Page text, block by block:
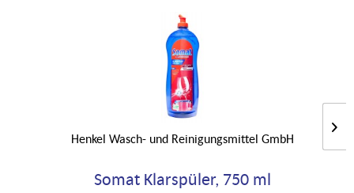
Henkel Wasch- und Reinigungsmittel GmbH
Somat Klarspüler, 750 ml